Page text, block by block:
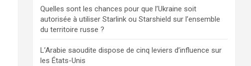
Quelles sont les chances pour que l’Ukraine soit
autorisée à utiliser Starlink ou Starshield sur l’ensemble
du territoire russe ?
L’Arabie saoudite dispose de cinq leviers d’influence sur
les États-Unis